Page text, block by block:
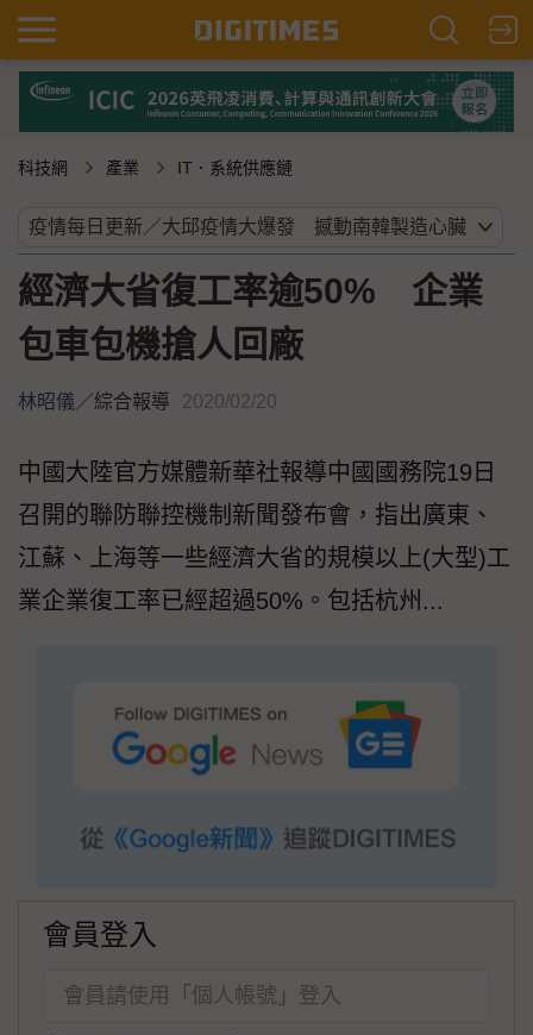
科技網 產業 IT．系統供應鏈
經濟大省復工率逾50% 企業
包車包機搶人回廠
林昭儀／綜合報導 2020/02/20
中國大陸官方媒體新華社報導中國國務院19日
召開的聯防聯控機制新聞發布會，指出廣東、
江蘇、上海等一些經濟大省的規模以上(大型)工
業企業復工率已經超過50%。包括杭州...
會員登入